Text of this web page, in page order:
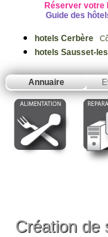
Réserver votre
Guide des
hotels Cerbère
hotels Sausset-
Annuaire
Création de